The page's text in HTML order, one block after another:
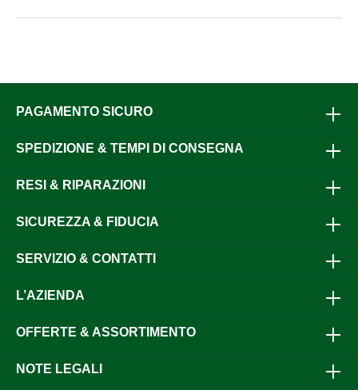
PAGAMENTO SICURO
SPEDIZIONE & TEMPI DI CONSEGNA
RESI & RIPARAZIONI
SICUREZZA & FIDUCIA
SERVIZIO & CONTATTI
L’AZIENDA
OFFERTE & ASSORTIMENTO
NOTE LEGALI